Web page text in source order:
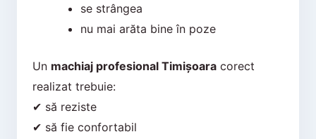
se strângea
nu mai arăta bine în poze
Un machiaj profesional Timișoaracorect
realizat trebuie:
✔ să reziste
✔ să fie confortabil